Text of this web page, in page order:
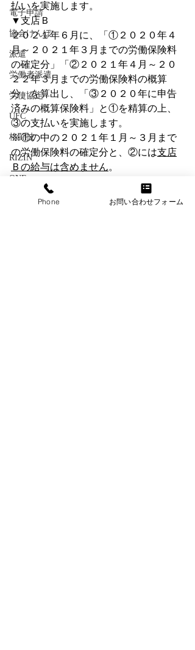
電子申請
協会けんぽ
派遣
労働者派遣
労使協定
UFC
格闘技
RIZIN
ONE
払いを実施します。
▼支店Ｂ
２０２１年６月に、「①２０２０年４
月～２０２１年３月までの労働保険料
の確定分」「②２０２１年４月～２０
２２年３月までの労働保険料の概算
分」を算出し、「③２０２０年に申告
済みの概算保険料」と①を精算の上、
③の支払いを実施します。
※①の中の２０２１年１月～３月まで
の労働保険料の確定分と、②には支店
Ｂの給与は含めません。
５．労働保険未加入のリスク
Phone お問い合わせフォーム